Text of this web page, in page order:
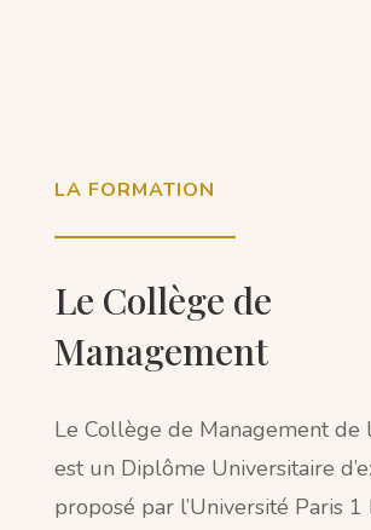
LA FORMATION
Le Collège de
Management
Le Collège de Management de
est un Diplôme Universitaire
proposé par l’Université Paris